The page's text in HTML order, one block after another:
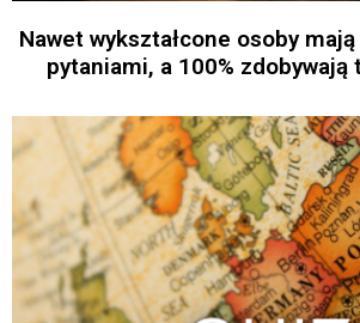
Nawet wykształcone osoby
pytaniami, a 100% zdobywają